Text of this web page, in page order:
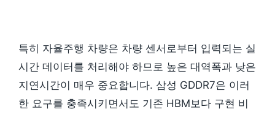
특히 자율주행 차량은 차량 센서로부터 입력되는 실
시간 데이터를 처리해야 하므로 높은 대역폭과 낮은
지연시간이 매우 중요합니다. 삼성 GDDR7은 이러
한 요구를 충족시키면서도 기존 HBM보다 구현 비